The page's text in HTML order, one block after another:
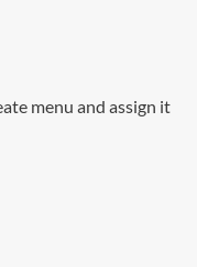
menu and assign it